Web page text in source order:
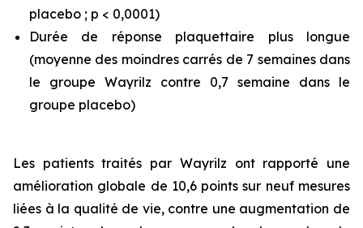
placebo ; p < 0,0001)
Durée de réponse plaquettaire plus longue
(moyenne des moindres carrés de 7 semaines dans
le groupe Wayrilz contre 0,7 semaine dans le
groupe placebo)
Les patients traités par Wayrilz ont rapporté une
amélioration globale de 10,6 points sur neuf mesures
liées à la qualité de vie, contre une augmentation de